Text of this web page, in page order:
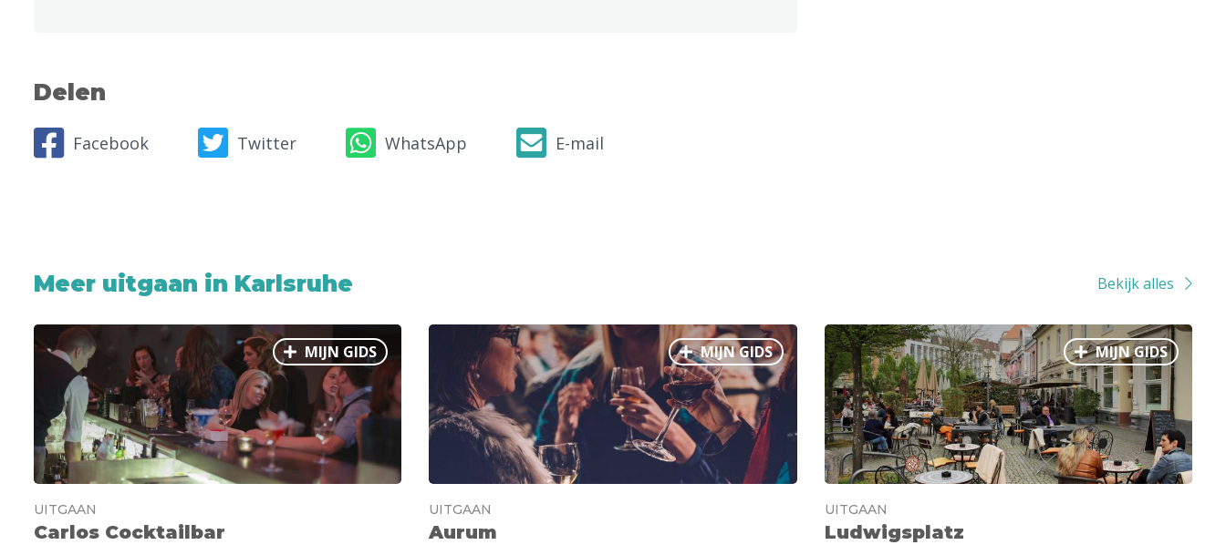
Delen
Facebook Twitter WhatsApp E-mail
Meer uitgaan in Karlsruhe Bekijk alles
MIJN GIDS
UITGAAN
Carlos Cocktailbar
MIJN GIDS
UITGAAN
Aurum
MIJN GIDS
UITGAAN
Ludwigsplatz